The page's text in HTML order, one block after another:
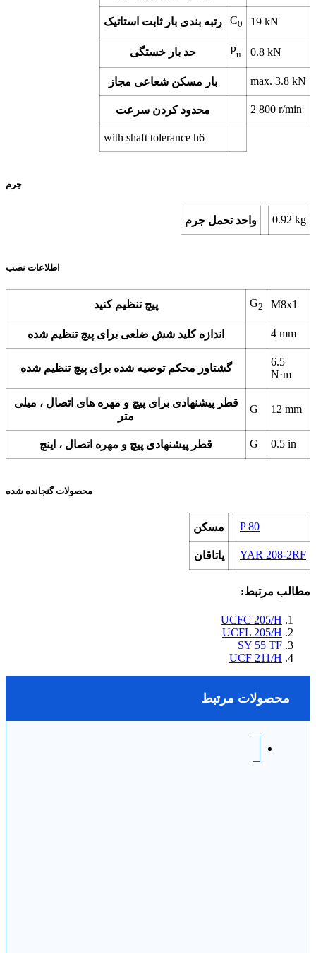
رتبه بندی بار ثابت استاتیک C0 19 kN
حد بار خستگی Pu 0.8 kN
بار مسکن شعاعی مجاز max. 3.8 kN
محدود کردن سرعت 2 800 r/min
with shaft tolerance h6
جرم
واحد تحمل جرم 0.92 kg
اطلاعات نصب
پیچ تنظیم کنید G2 M8x1
اندازه کلید شش ضلعی برای پیچ تنظیم شده 4 mm
گشتاور محکم توصیه شده برای پیچ تنظیم شده
6.5
N·m
قطر پیشنهادی برای پیچ و مهره های اتصال ، میلی
متر
G 12 mm
قطر پیشنهادی پیچ و مهره اتصال ، اینچ G 0.5 in
محصولات گنجانده شده
مسکن P 80
یاتاقان YAR 208-2RF
مطالب مرتبط:
UCFC 205/H
UCFL 205/H
SY 55 TF
UCF 211/H
محصولات مرتبط